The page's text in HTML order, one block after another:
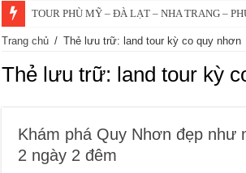
TOUR PHÙ MỸ – ĐÀ LẠT – NHA TRANG –
Trang chủ / Thẻ lưu trữ: land tour kỳ co quy nhơn
Thẻ lưu trữ: land tour kỳ
Khám phá Quy Nhơn đẹp như
2 ngày 2 đêm